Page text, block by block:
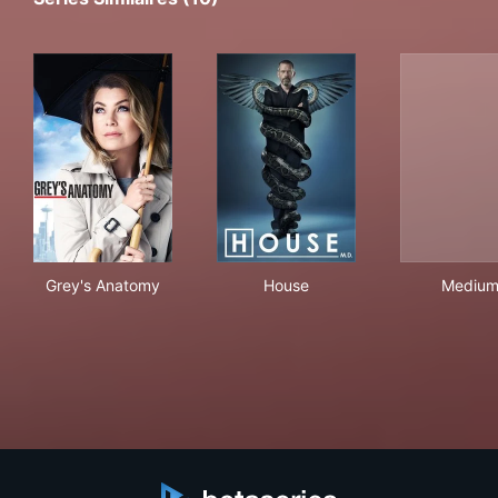
Grey's Anatomy House Medium